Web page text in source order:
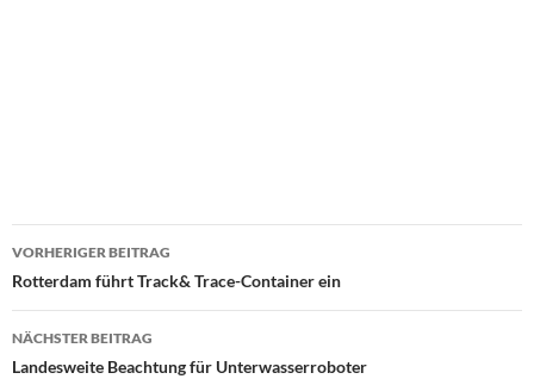
Beitragsnavigation
VORHERIGER BEITRAG
Rotterdam führt Track& Trace-Container ein
NÄCHSTER BEITRAG
Landesweite Beachtung für Unterwasserroboter